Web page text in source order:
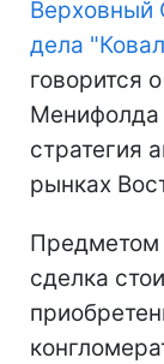
Верховный
дела
говорится
Менифолда
стратегия
рынках
Предметом
сделка